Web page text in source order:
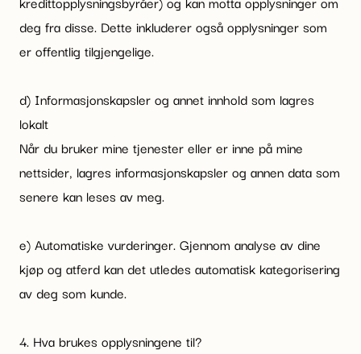
deg fra disse. Dette inkluderer også opplysninger som
er offentlig tilgjengelige.
d) Informasjonskapsler og annet innhold som lagres
lokalt
Når du bruker mine tjenester eller er inne på mine
nettsider, lagres informasjonskapsler og annen data som
senere kan leses av meg.
e) Automatiske vurderinger. Gjennom analyse av dine
kjøp og atferd kan det utledes automatisk kategorisering
av deg som kunde.
4. Hva brukes opplysningene til?